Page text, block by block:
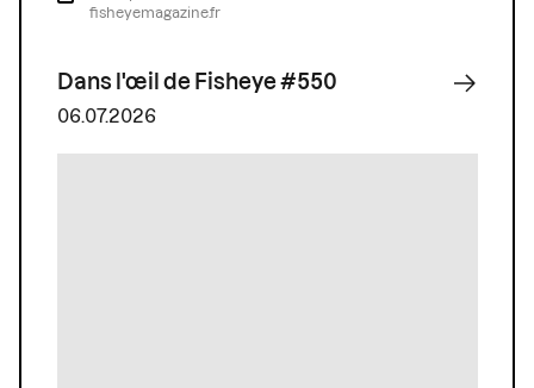
fisheyemagazine.fr
Dans l'œil de Fisheye #550
06.07.2026